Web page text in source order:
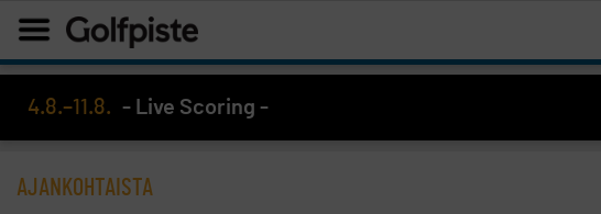
4.8.–11.8. - Live Scoring -
AJANKOHTAISTA